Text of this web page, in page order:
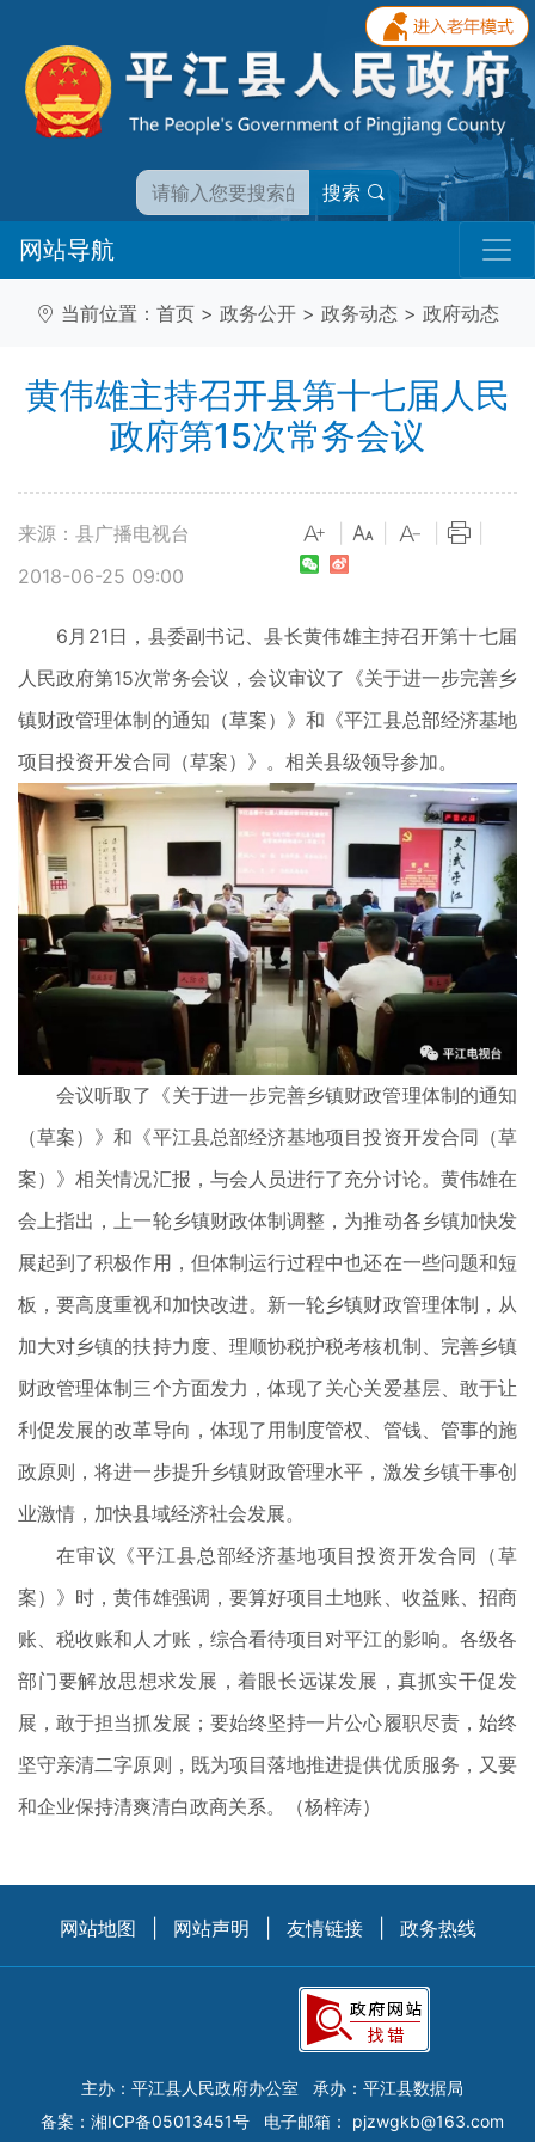
搜索
网站导航
当前位置： 首页 > 政务公开 > 政务动态 > 政府动态
黄伟雄主持召开县第十七届人民
政府第15次常务会议
来源：县广播电视台
2018-06-25 09:00
6月21日，县委副书记、县长黄伟雄主持召开第十七届
人民政府第15次常务会议，会议审议了《关于进一步完善乡
镇财政管理体制的通知（草案）》和《平江县总部经济基地
项目投资开发合同（草案）》。相关县级领导参加。
会议听取了《关于进一步完善乡镇财政管理体制的通知
（草案）》和《平江县总部经济基地项目投资开发合同（草
案）》相关情况汇报，与会人员进行了充分讨论。黄伟雄在
会上指出，上一轮乡镇财政体制调整，为推动各乡镇加快发
展起到了积极作用，但体制运行过程中也还在一些问题和短
板，要高度重视和加快改进。新一轮乡镇财政管理体制，从
加大对乡镇的扶持力度、理顺协税护税考核机制、完善乡镇
财政管理体制三个方面发力，体现了关心关爱基层、敢于让
利促发展的改革导向，体现了用制度管权、管钱、管事的施
政原则，将进一步提升乡镇财政管理水平，激发乡镇干事创
业激情，加快县域经济社会发展。
在审议《平江县总部经济基地项目投资开发合同（草
案）》时，黄伟雄强调，要算好项目土地账、收益账、招商
账、税收账和人才账，综合看待项目对平江的影响。各级各
部门要解放思想求发展，着眼长远谋发展，真抓实干促发
展，敢于担当抓发展；要始终坚持一片公心履职尽责，始终
坚守亲清二字原则，既为项目落地推进提供优质服务，又要
和企业保持清爽清白政商关系。（杨梓涛）
网站地图 网站声明 友情链接 政务热线
主办：平江县人民政府办公室
承办：平江县数据局
备案： 湘ICP备05013451号 电子邮箱： pjzwgkb@163.com